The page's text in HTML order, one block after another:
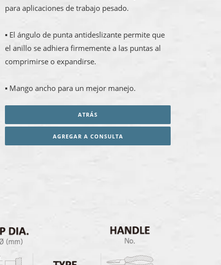
para aplicaciones de trabajo pesado.
▪ El ángulo de punta antideslizante permite que
el anillo se adhiera firmemente a las puntas al
comprimirse o expandirse.
▪ Mango ancho para un mejor manejo.
ATRÁS
AGREGAR A CONSULTA